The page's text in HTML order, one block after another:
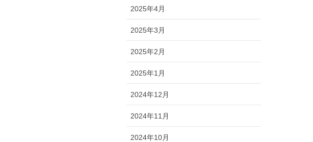
2025年4月
2025年3月
2025年2月
2025年1月
2024年12月
2024年11月
2024年10月